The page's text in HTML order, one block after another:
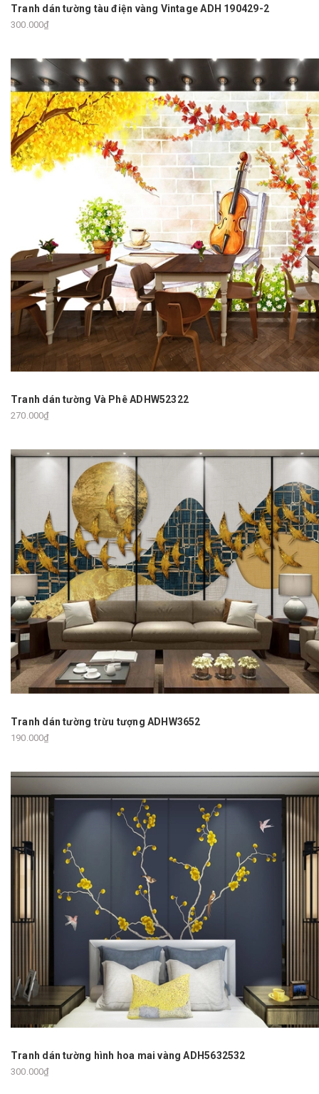
Tranh dán tường tàu điện vàng Vintage ADH 190429-2
300.000₫
Tranh dán tường Và Phê ADHW52322
270.000₫
Tranh dán tường trừu tượng ADHW3652
190.000₫
Tranh dán tường hình hoa mai vàng ADH5632532
300.000₫